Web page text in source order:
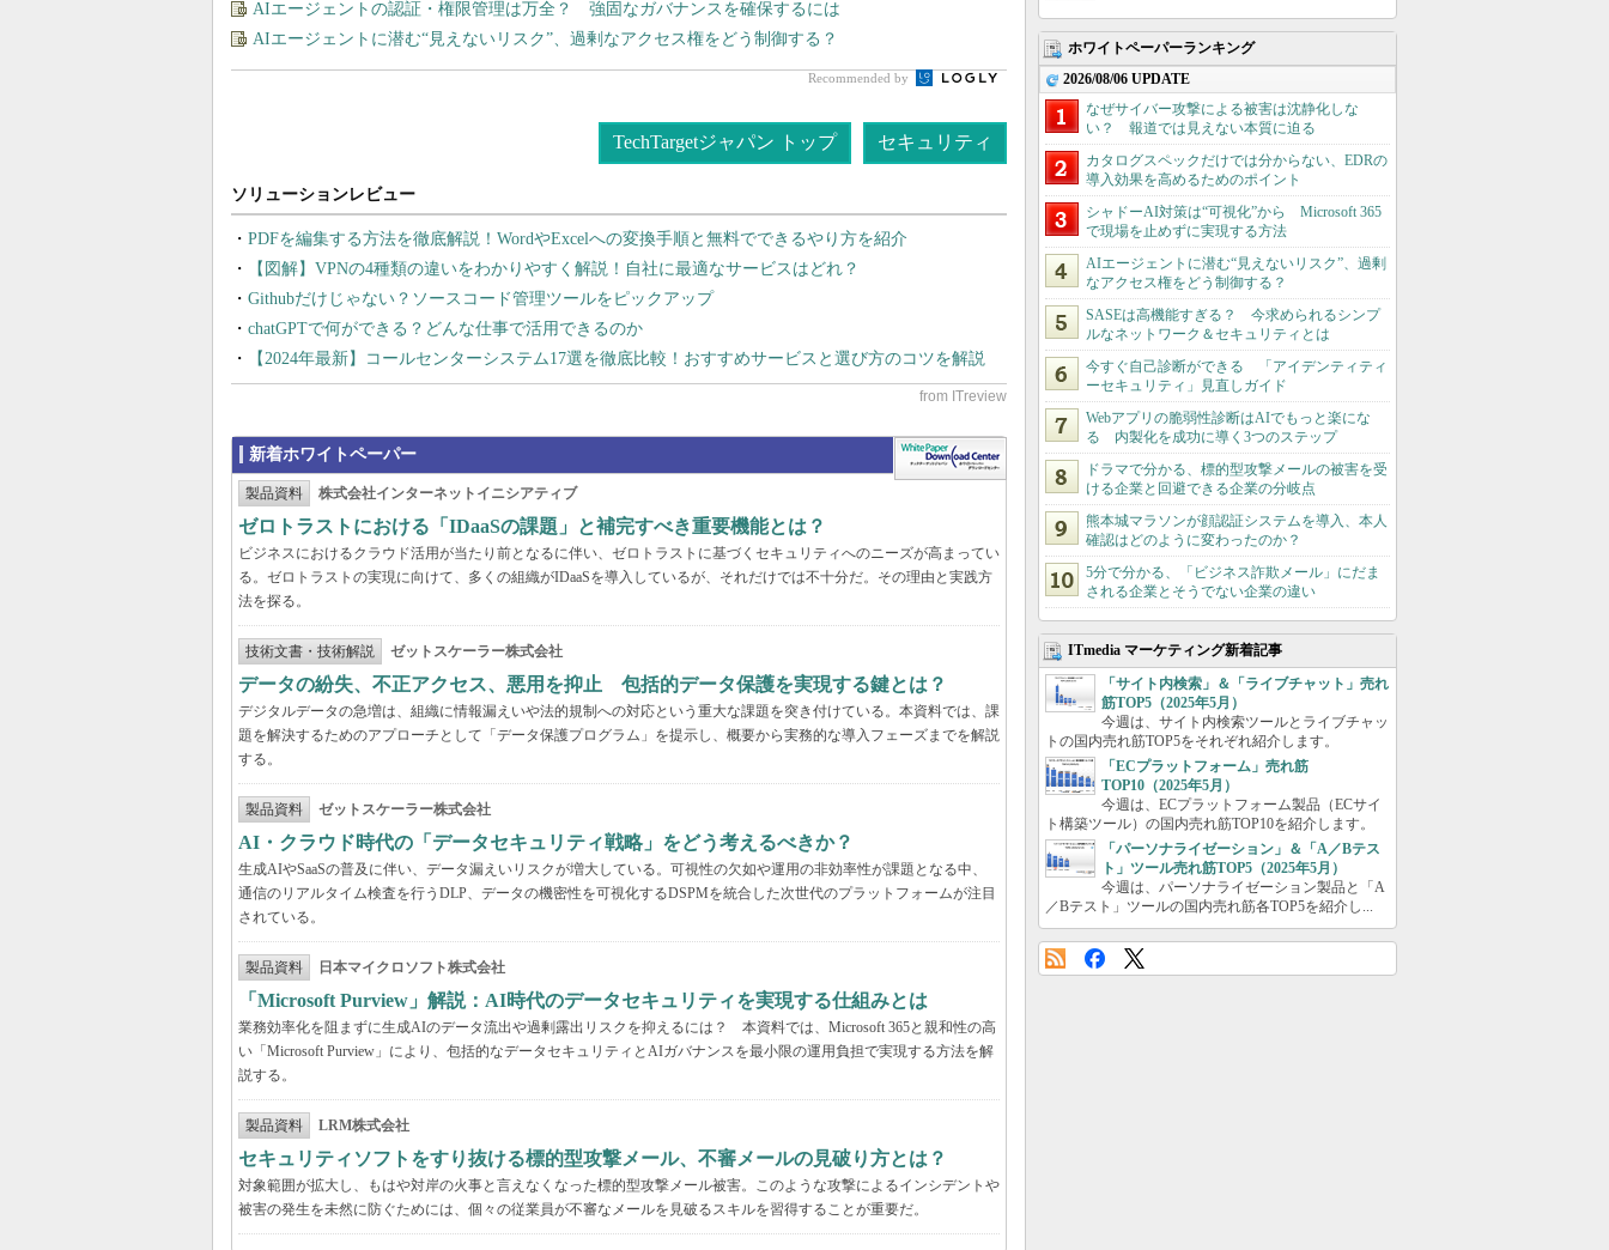
AIエージェントの認証・権限管理は万全？ 強固なガバナンスを確保するには
AIエージェントに潜む“見えないリスク”、過剰なアクセス権をどう制御する？
Recommended by
TechTargetジャパン トップ セキュリティ
PDFを編集する方法を徹底解説！WordやExcelへの変換手順と無料でできるやり方を紹介
【図解】VPNの4種類の違いをわかりやすく解説！自社に最適なサービスはどれ？
Githubだけじゃない？ソースコード管理ツールをピックアップ
chatGPTで何ができる？どんな仕事で活用できるのか
【2024年最新】コールセンターシステム17選を徹底比較！おすすめサービスと選び方のコツを解説
新着ホワイトペーパー
製品資料 株式会社インターネットイニシアティブ
ゼロトラストにおける「IDaaSの課題」と補完すべき重要機能とは？
ビジネスにおけるクラウド活用が当たり前となるに伴い、ゼロトラストに基づくセキュリティへのニーズが高まってい
る。ゼロトラストの実現に向けて、多くの組織がIDaaSを導入しているが、それだけでは不十分だ。その理由と実践方
法を探る。
技術文書・技術解説 ゼットスケーラー株式会社
データの紛失、不正アクセス、悪用を抑止 包括的データ保護を実現する鍵とは？
デジタルデータの急増は、組織に情報漏えいや法的規制への対応という重大な課題を突き付けている。本資料では、課
題を解決するためのアプローチとして「データ保護プログラム」を提示し、概要から実務的な導入フェーズまでを解説
する。
製品資料 ゼットスケーラー株式会社
AI・クラウド時代の「データセキュリティ戦略」をどう考えるべきか？
生成AIやSaaSの普及に伴い、データ漏えいリスクが増大している。可視性の欠如や運用の非効率性が課題となる中、
通信のリアルタイム検査を行うDLP、データの機密性を可視化するDSPMを統合した次世代のプラットフォームが注目
されている。
製品資料 日本マイクロソフト株式会社
「Microsoft Purview」解説：AI時代のデータセキュリティを実現する仕組みとは
業務効率化を阻まずに生成AIのデータ流出や過剰露出リスクを抑えるには？ 本資料では、Microsoft 365と親和性の高
い「Microsoft Purview」により、包括的なデータセキュリティとAIガバナンスを最小限の運用負担で実現する方法を解
説する。
製品資料 LRM株式会社
セキュリティソフトをすり抜ける標的型攻撃メール、不審メールの見破り方とは？
対象範囲が拡大し、もはや対岸の火事と言えなくなった標的型攻撃メール被害。このような攻撃によるインシデントや
被害の発生を未然に防ぐためには、個々の従業員が不審なメールを見破るスキルを習得することが重要だ。
ホワイトペーパーランキング
2026/08/06 UPDATE
なぜサイバー攻撃による被害は沈静化しな
い？ 報道では見えない本質に迫る
カタログスペックだけでは分からない、EDRの
導入効果を高めるためのポイント
シャドーAI対策は“可視化”から Microsoft 365
で現場を止めずに実現する方法
AIエージェントに潜む“見えないリスク”、過剰
なアクセス権をどう制御する？
SASEは高機能すぎる？ 今求められるシンプ
ルなネットワーク＆セキュリティとは
今すぐ自己診断ができる 「アイデンティティ
ーセキュリティ」見直しガイド
Webアプリの脆弱性診断はAIでもっと楽にな
る 内製化を成功に導く3つのステップ
ドラマで分かる、標的型攻撃メールの被害を受
ける企業と回避できる企業の分岐点
熊本城マラソンが顔認証システムを導入、本人
確認はどのように変わったのか？
5分で分かる、「ビジネス詐欺メール」にだま
される企業とそうでない企業の違い
ITmedia マーケティング新着記事
「サイト内検索」＆「ライブチャット」売れ
筋TOP5（2025年5月）
今週は、サイト内検索ツールとライブチャッ
トの国内売れ筋TOP5をそれぞれ紹介します。
「ECプラットフォーム」売れ筋
TOP10（2025年5月）
今週は、ECプラットフォーム製品（ECサイ
ト構築ツール）の国内売れ筋TOP10を紹介します。
「パーソナライゼーション」＆「A／Bテス
ト」ツール売れ筋TOP5（2025年5月）
今週は、パーソナライゼーション製品と「A
／Bテスト」ツールの国内売れ筋各TOP5を紹介し...